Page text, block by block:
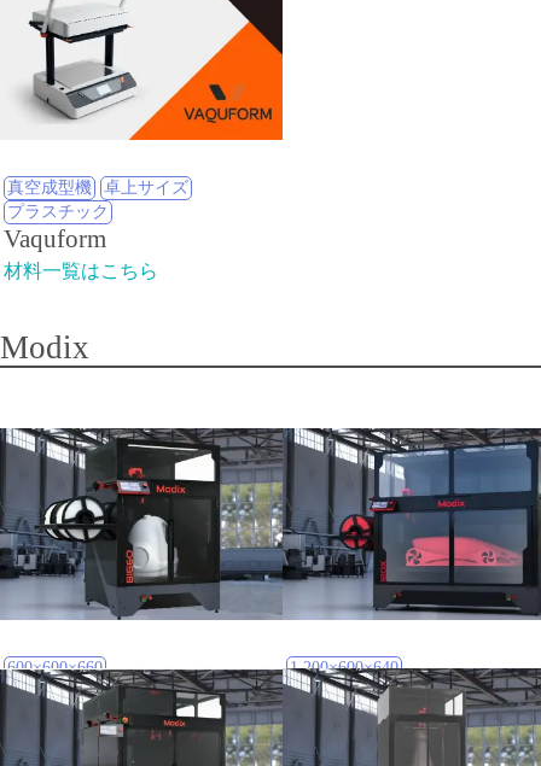
真空成型機
卓上サイズ
プラスチック
Vaquform
材料一覧はこちら
Modix
600×600×660
BIG-60
材料一覧はこちら
1,200×600×640
BIG-120X
材料一覧はこちら